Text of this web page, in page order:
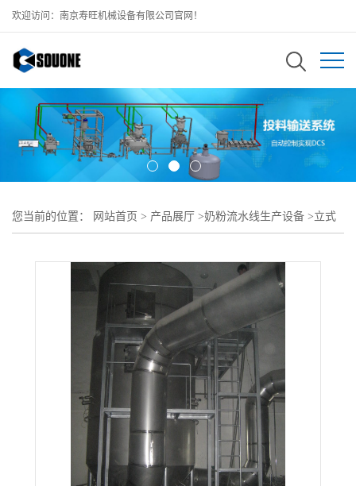
欢迎访问：南京寿旺机械设备有限公司官网！
您当前的位置： 网站首页 > 产品展厅 >奶粉流水线生产设备 >立式